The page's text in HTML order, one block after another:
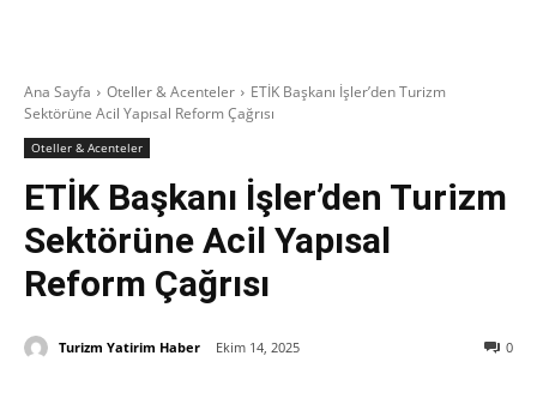
Ana Sayfa Oteller & Acenteler
ETİK Başkanı İşler’den Turizm
Sektörüne Acil Yapısal Reform Çağrısı
Oteller & Acenteler
ETİK Başkanı İşler’den Turizm
Sektörüne Acil Yapısal
Reform Çağrısı
0
Turizm Yatirim Haber Ekim 14, 2025